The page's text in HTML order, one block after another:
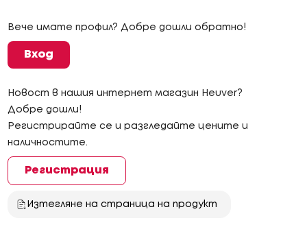
Вече имате профил? Добре дошли обратно!
Вход
Новост в нашия интернет магазин Heuver?
Добре дошли!
Регистрирайте се и разгледайте цените и
наличностите.
Регистрация
Изтегляне на страница на продукт